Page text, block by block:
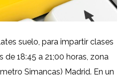
suelo, para impartir clases
18:45 a 21;00 horas, zona
Simancas) Madrid. En un